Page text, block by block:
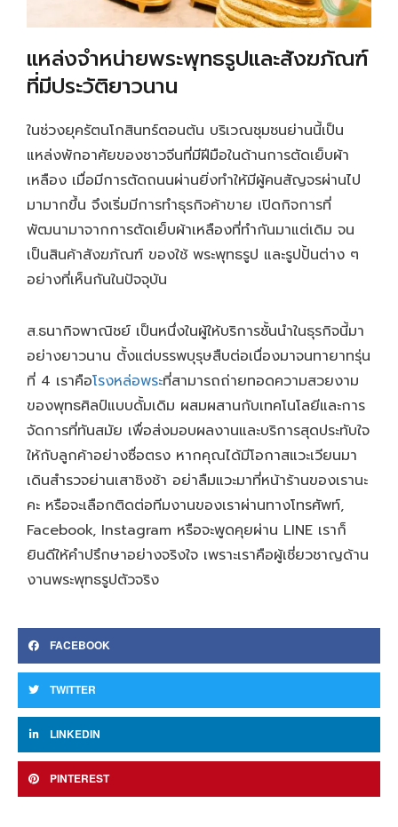
แหล่งจำหน่ายพระพุทธรูปและสังฆภัณฑ์
ที่มีประวัติยาวนาน
ในช่วงยุครัตนโกสินทร์ตอนต้น บริเวณชุมชนย่านนี้เป็น
แหล่งพักอาศัยของชาวจีนที่มีฝีมือในด้านการตัดเย็บผ้า
เหลือง เมื่อมีการตัดถนนผ่านยิ่งทำให้มีผู้คนสัญจรผ่านไป
มามากขึ้น จึงเริ่มมีการทำธุรกิจค้าขาย เปิดกิจการที่
พัฒนามาจากการตัดเย็บผ้าเหลืองที่ทำกันมาแต่เดิม จน
เป็นสินค้าสังฆภัณฑ์ ของใช้ พระพุทธรูป และรูปปั้นต่าง ๆ
อย่างที่เห็นกันในปัจจุบัน
ส.ธนากิจพาณิชย์ เป็นหนึ่งในผู้ให้บริการชั้นนำในธุรกิจนี้มา
อย่างยาวนาน ตั้งแต่บรรพบุรุษสืบต่อเนื่องมาจนทายาทรุ่น
ที่ 4 เราคือโรงหล่อพระที่สามารถถ่ายทอดความสวยงาม
ของพุทธศิลป์แบบดั้มเดิม ผสมผสานกับเทคโนโลยีและการ
จัดการที่ทันสมัย เพื่อส่งมอบผลงานและบริการสุดประทับใจ
ให้กับลูกค้าอย่างซื่อตรง หากคุณได้มีโอกาสแวะเวียนมา
เดินสำรวจย่านเสาชิงช้า อย่าลืมแวะมาที่หน้าร้านของเรานะ
คะ หรือจะเลือกติดต่อทีมงานของเราผ่านทางโทรศัพท์,
Facebook, Instagram หรือจะพูดคุยผ่าน LINE เราก็
ยินดีให้คำปรึกษาอย่างจริงใจ เพราะเราคือผู้เชี่ยวชาญด้าน
งานพระพุทธรูปตัวจริง
FACEBOOK
TWITTER
LINKEDIN
PINTEREST